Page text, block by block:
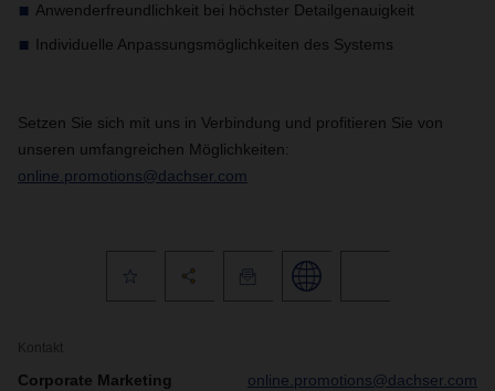
Anwenderfreundlichkeit bei höchster Detailgenauigkeit
Individuelle Anpassungsmöglichkeiten des Systems
Setzen Sie sich mit uns in Verbindung und profitieren Sie von
unseren umfangreichen Möglichkeiten:
online.promotions@dachser.com
Kontakt
Corporate Marketing online.promotions@dachser.com